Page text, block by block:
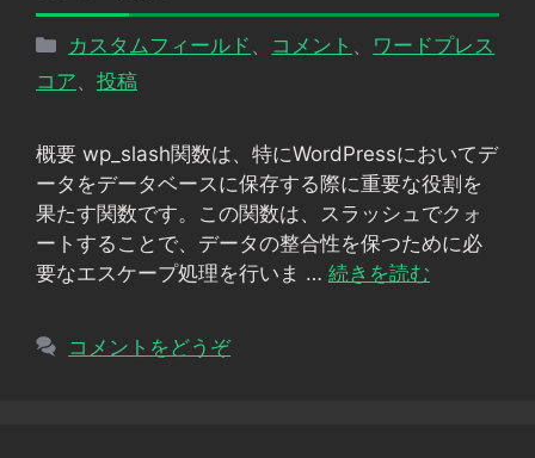
カ
テ
ー
カスタムフィールド コメント
ワードプレス
コア
投稿
概要 wp_slash関数は、特にWordPressにおいてデ
ータをデータベースに保存する際に重要な役割を
果たす関数です。この関数は、スラッシュでクォ
ートすることで、データの整合性を保つために必
要なエスケープ処理を行いま … 続きを読む
コメントをどうぞ